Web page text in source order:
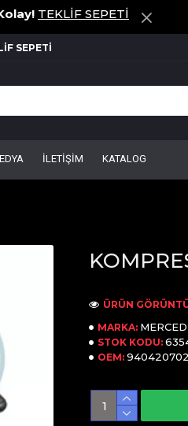
TEKLİF SEPETİ
SEPETİ
İLETİŞİM
KATALOG
MARKA:
STOK KODU:
OEM:
ÜRÜN